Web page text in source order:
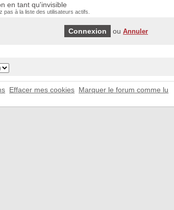
en tant qu'invisible
pas à la liste des utilisateurs actifs.
ouAnnuler
Effacer mes cookies Marquer le forum comme lu